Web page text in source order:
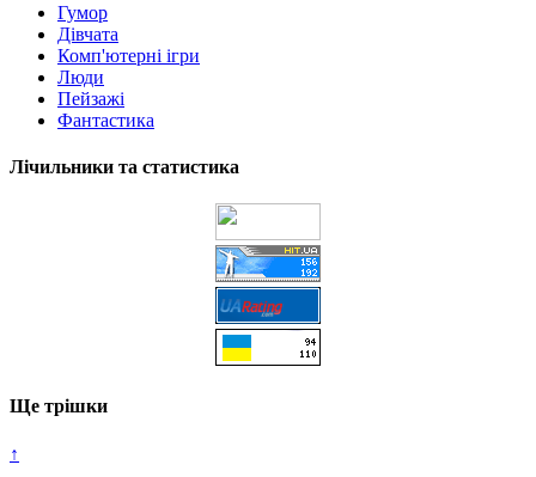
Гумор
Дівчата
Комп'ютерні ігри
Люди
Пейзажі
Фантастика
Лічильники та статистика
Ще трішки
↑